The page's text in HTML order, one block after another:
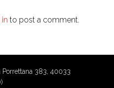
to post a comment.
Porrettana 383, 40033